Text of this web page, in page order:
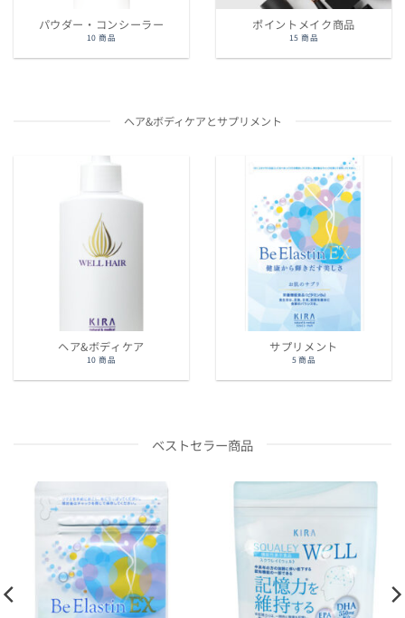
パウダー・コンシーラー
10 商品
ポイントメイク商品
15 商品
ヘア&ボディケアとサプリメント
ヘア&ボディケア
10 商品
サプリメント
5 商品
ベストセラー商品